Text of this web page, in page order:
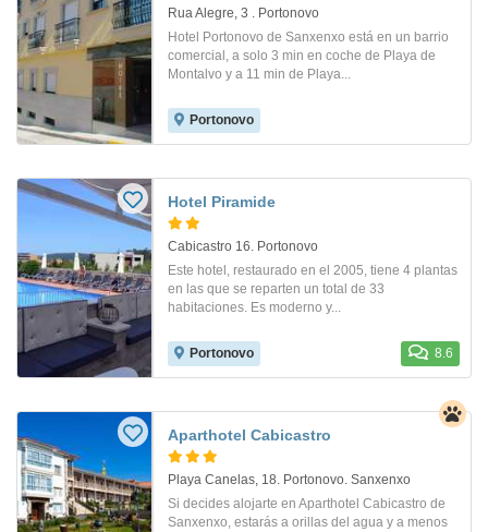
Rua Alegre, 3 . Portonovo
Hotel Portonovo de Sanxenxo está en un barrio
comercial, a solo 3 min en coche de Playa de
Montalvo y a 11 min de Playa...
Portonovo
Hotel Piramide
Cabicastro 16. Portonovo
Este hotel, restaurado en el 2005, tiene 4 plantas
en las que se reparten un total de 33
habitaciones. Es moderno y...
Portonovo 8.6
Aparthotel Cabicastro
Playa Canelas, 18. Portonovo. Sanxenxo
Si decides alojarte en Aparthotel Cabicastro de
Sanxenxo, estarás a orillas del agua y a menos